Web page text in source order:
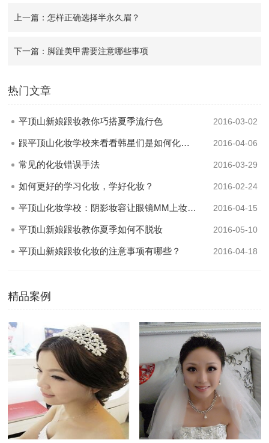
上一篇：怎样正确选择半永久眉？
下一篇：脚趾美甲需要注意哪些事项
热门文章
平顶山新娘跟妆教你巧搭夏季流行色 2016-03-02
跟平顶山化妆学校来看看韩星们是如何化成清透裸妆的 2016-04-06
常见的化妆错误手法 2016-03-29
如何更好的学习化妆，学好化妆？ 2016-02-24
平顶山化妆学校：阴影妆容让眼镜MM上妆不愁 2016-04-15
平顶山新娘跟妆教你夏季如何不脱妆 2016-05-10
平顶山新娘跟妆化妆的注意事项有哪些？ 2016-04-18
精品案例